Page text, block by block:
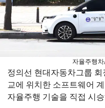
자율주행
정의선 현대자동차그룹
교에 위치한 소프트웨어
자율주행 기술을 직접 시